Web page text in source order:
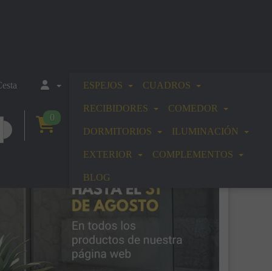
0
ESPEJOS CUADROS
RECIBIDORES COMEDOR
DORMITORIOS ILUMINACIÓN
EXTERIOR COMPLEMENTOS
BLOG